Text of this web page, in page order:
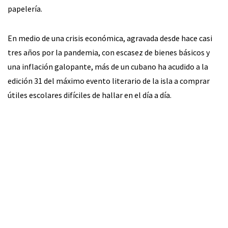
papelería.
En medio de una crisis económica, agravada desde hace casi
tres años por la pandemia, con escasez de bienes básicos y
una inflación galopante, más de un cubano ha acudido a la
edición 31 del máximo evento literario de la isla a comprar
útiles escolares difíciles de hallar en el día a día.